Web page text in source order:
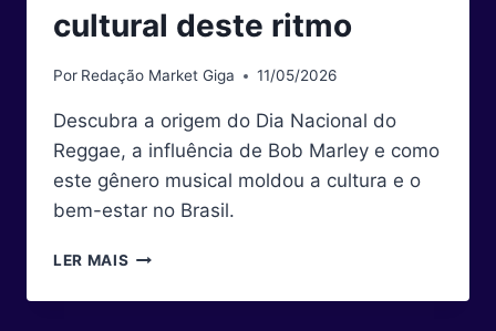
cultural deste ritmo
Por Redação Market Giga 11/05/2026
Descubra a origem do Dia Nacional do
Reggae, a influência de Bob Marley e como
este gênero musical moldou a cultura e o
bem-estar no Brasil.
LER MAIS DIA
DO